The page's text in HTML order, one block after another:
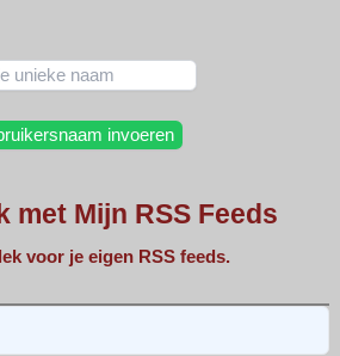
met Mijn RSS Feeds
voor je eigen RSS feeds.